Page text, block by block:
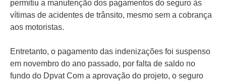
permitiu a manutenção dos pagamentos do seguro às
vítimas de acidentes de trânsito, mesmo sem a cobrança
aos motoristas.
Entretanto, o pagamento das indenizações foi suspenso
em novembro do ano passado, por falta de saldo no
fundo do Dpvat Com a aprovação do projeto, o seguro